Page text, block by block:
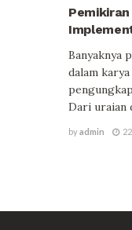
Banyaknya
dalam
Dari uraian
byadmin